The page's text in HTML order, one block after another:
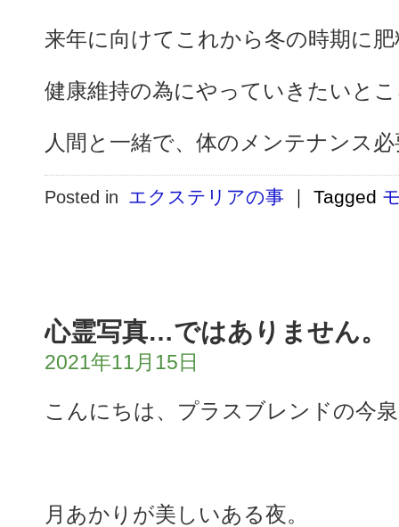
来年に向けてこれから冬の時期に
健康維持の為にやっていきたいと
人間と一緒で、体のメンテナンス
Posted in エクステリアの事 ｜ Tagged
心霊写真…ではありません。
2021年11月15日
こんにちは、プラスブレンドの今
月あかりが美しいある夜。